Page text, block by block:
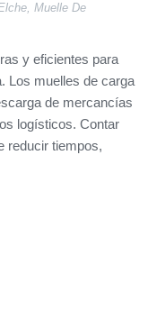
, Muelle De
y eficientes para
Los muelles de carga
de mercancías
logísticos. Contar
reducir tiempos,